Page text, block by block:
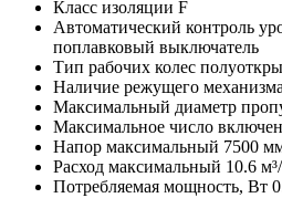
Класс изоляции F
Автоматический контроль
поплавковый выключатель
Тип рабочих колес
Наличие режущего механизма
Максимальный диаметр
Максимальное число
Напор максимальный 7500
Расход максимальный 10.6
Потребляемая мощность, Вт